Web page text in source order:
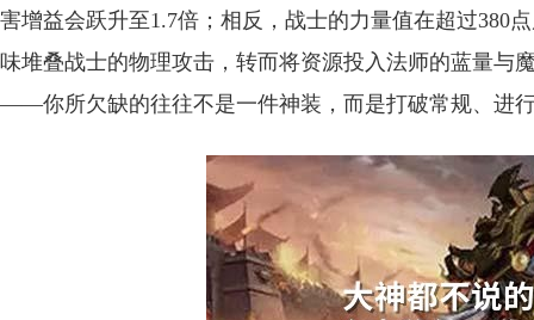
害增益会跃升至1.7倍；相反，战士的力量值在超过380
味堆叠战士的物理攻击，转而将资源投入法师的蓝量与
——你所欠缺的往往不是一件神装，而是打破常规、进